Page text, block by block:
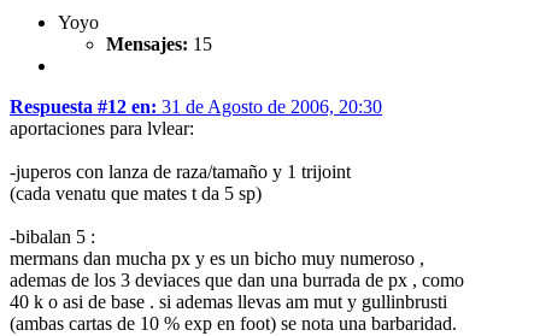
Yoyo
Mensajes: 15
Respuesta #12 en: 31 de Agosto de 2006, 20:30
aportaciones para lvlear:
-juperos con lanza de raza/tamaño y 1 trijoint
(cada venatu que mates t da 5 sp)
-bibalan 5 :
mermans dan mucha px y es un bicho muy numeroso ,
ademas de los 3 deviaces que dan una burrada de px , como
40 k o asi de base . si ademas llevas am mut y gullinbrusti
(ambas cartas de 10 % exp en foot) se nota una barbaridad.